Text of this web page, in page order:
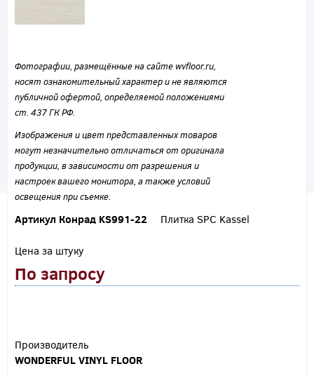
Фотографии, размещённые на сайте wvfloor.ru,
носят ознакомительный характер и не являются
публичной офертой, определяемой положениями
ст. 437 ГК РФ.
Изображения и цвет представленных товаров
могут незначительно отличаться от оригинала
продукции, в зависимости от разрешения и
настроек вашего монитора, а также условий
освещения при съемке.
Артикул Конрад KS991-22 Плитка SPC Kassel
Цена за штуку
По запросу
Производитель
WONDERFUL VINYL FLOOR